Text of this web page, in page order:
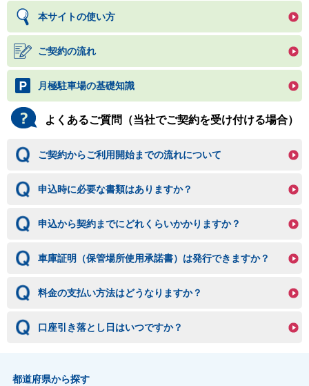
本サイトの使い方
ご契約の流れ
月極駐車場の基礎知識
よくあるご質問（当社でご契約を受け付ける場合）
ご契約からご利用開始までの流れについて
申込時に必要な書類はありますか？
申込から契約までにどれくらいかかりますか？
車庫証明（保管場所使用承諾書）は発行できますか？
料金の支払い方法はどうなりますか？
口座引き落とし日はいつですか？
都道府県から探す